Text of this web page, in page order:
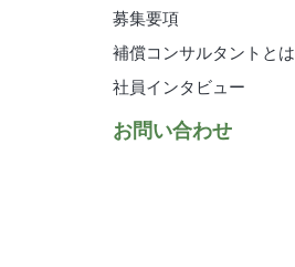
募集要項
補償コンサルタントとは
社員インタビュー
お問い合わせ